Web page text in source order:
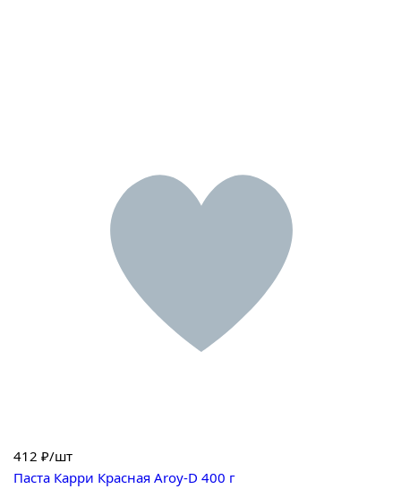
412 ₽/шт
Паста Карри Красная Aroy-D 400 г